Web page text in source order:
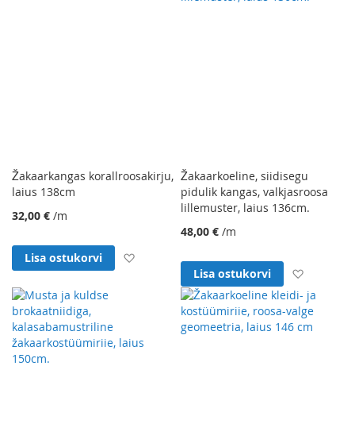
Žakaarkangas korallroosakirju,
laius 138cm
32,00 € /m
Lisa ostukorvi
Žakaarkoeline, siidisegu
pidulik kangas, valkjasroosa
lillemuster, laius 136cm.
48,00 € /m
Lisa ostukorvi